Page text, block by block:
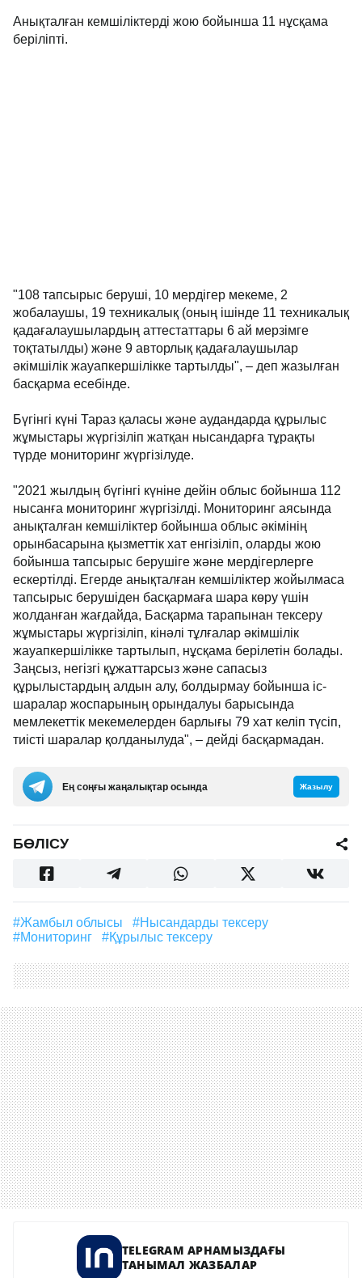
Анықталған кемшіліктерді жою бойынша 11 нұсқама
беріліпті.
"108 тапсырыс беруші, 10 мердігер мекеме, 2
жобалаушы, 19 техникалық (оның ішінде 11 техникалық
қадағалаушылардың аттестаттары 6 ай мерзімге
тоқтатылды) және 9 авторлық қадағалаушылар
әкімшілік жауапкершілікке тартылды", – деп жазылған
басқарма есебінде.
Бүгінгі күні Тараз қаласы және аудандарда құрылыс
жұмыстары жүргізіліп жатқан нысандарға тұрақты
түрде мониторинг жүргізілуде.
"2021 жылдың бүгінгі күніне дейін облыс бойынша 112
нысанға мониторинг жүргізілді. Мониторинг аясында
анықталған кемшіліктер бойынша облыс әкімінің
орынбасарына қызметтік хат енгізіліп, оларды жою
бойынша тапсырыс берушіге және мердігерлерге
ескертілді. Егерде анықталған кемшіліктер жойылмаса
тапсырыс берушіден басқармаға шара көру үшін
жолданған жағдайда, Басқарма тарапынан тексеру
жұмыстары жүргізіліп, кінәлі тұлғалар әкімшілік
жауапкершілікке тартылып, нұсқама берілетін болады.
Заңсыз, негізгі құжаттарсыз және сапасыз
құрылыстардың алдын алу, болдырмау бойынша іс-
шаралар жоспарының орындалуы барысында
мемлекеттік мекемелерден барлығы 79 хат келіп түсіп,
тиісті шаралар қолданылуда", – дейді басқармадан.
Ең соңғы жаңалықтар осында Жазылу
БӨЛІСУ
#Жамбыл облысы
#нысандарды тексеру
#мониторинг
#құрылыс тексеру